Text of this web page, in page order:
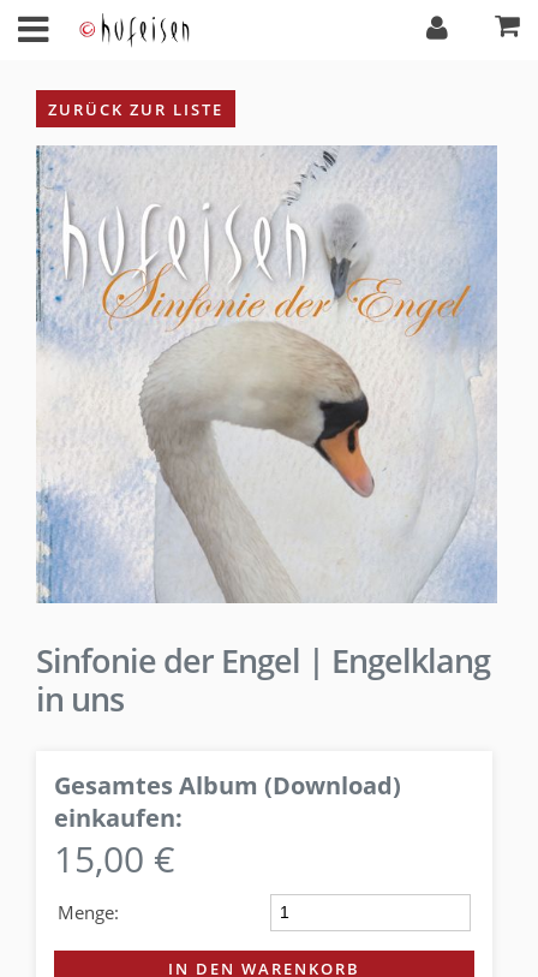
ZURÜCK ZUR LISTE
Sinfonie der Engel | Engelklang
in uns
Gesamtes Album (Download)
einkaufen:
15,00 €
Menge:
IN DEN WARENKORB